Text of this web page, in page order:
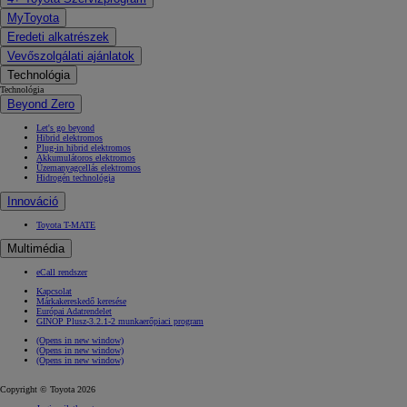
10 020 000 Ft-
HYBRID
MyToyota
Eredeti alkatrészek
Vevőszolgálati ajánlatok
Technológia
Technológia
Beyond Zero
Let's go beyond
Hibrid elektromos
Plug-in hibrid elektromos
Akkumulátoros elektromos
Üzemanyagcellás elektromos
Hidrogén technológia
Innováció
Toyota T-MATE
Multimédia
eCall rendszer
Kapcsolat
Márkakereskedő keresése
Európai Adatrendelet
GINOP Plusz-3.2.1-2 munkaerőpiaci program
(Opens in new window)
(Opens in new window)
(Opens in new window)
Copyright © Toyota 2026